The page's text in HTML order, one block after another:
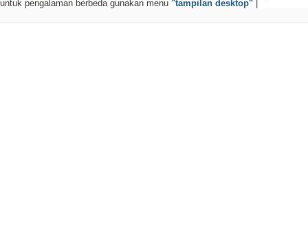
untuk pengalaman berbeda gunakan menu "tampilan desktop" |